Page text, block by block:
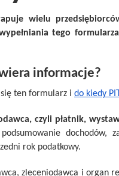
wielu
tego
informacje?
ten formularz i do kiedy
czyli płatnik,
dochodów,
rok podatkowy.
zleceniodawca i organ